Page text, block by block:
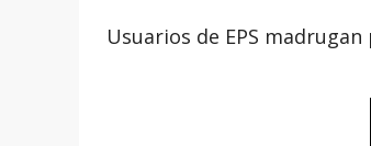
Usuarios de EPS